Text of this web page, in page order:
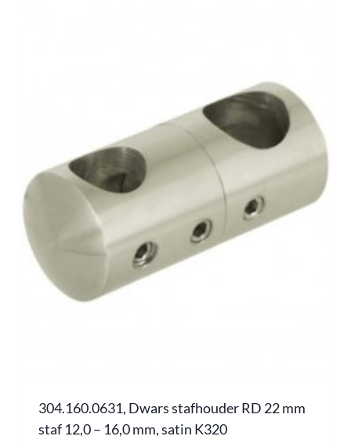
304.160.0631, Dwars stafhouder RD 22 mm
staf 12,0 – 16,0 mm, satin K320